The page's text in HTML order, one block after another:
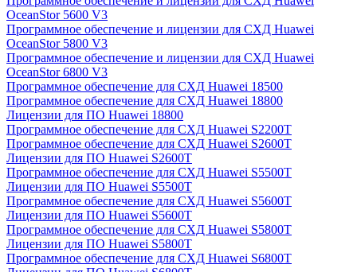
OceanStor 5600 V3
Программное обеспечение и лицензии для СХД Huawei
OceanStor 5800 V3
Программное обеспечение и лицензии для СХД Huawei
OceanStor 6800 V3
Программное обеспечение для СХД Huawei 18500
Программное обеспечение для СХД Huawei 18800
Лицензии для ПО Huawei 18800
Программное обеспечение для СХД Huawei S2200T
Программное обеспечение для СХД Huawei S2600T
Лицензии для ПО Huawei S2600T
Программное обеспечение для СХД Huawei S5500T
Лицензии для ПО Huawei S5500T
Программное обеспечение для СХД Huawei S5600T
Лицензии для ПО Huawei S5600T
Программное обеспечение для СХД Huawei S5800T
Лицензии для ПО Huawei S5800T
Программное обеспечение для СХД Huawei S6800T